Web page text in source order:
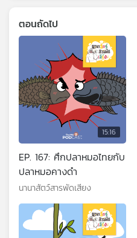
ตอนถัดไป
15:16
EP. 167: ศึกปลาหมอไทยกับ
ปลาหมอคางดำ
นานาสัตว์สารพัดเสียง